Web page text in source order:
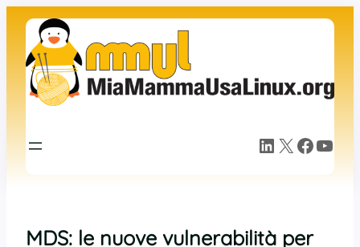
contenuto
LinkedIn X Facebook YouTube
MDS: le nuove vulnerabilità per